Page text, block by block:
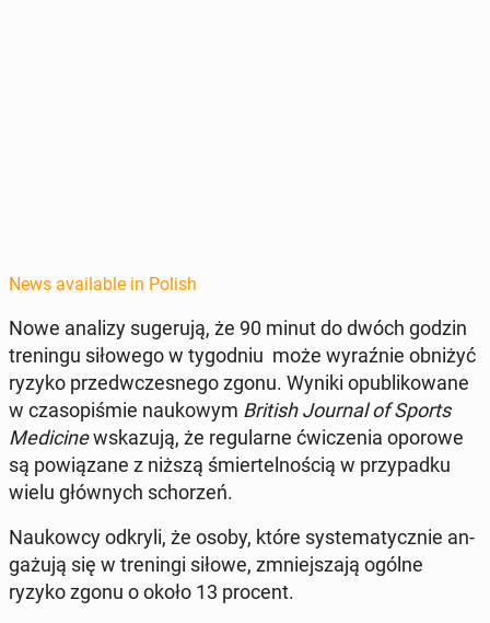
News available in Polish
Nowe analizy sugeru­ją, że 90 minut do dwóch godzin
treningu siłowego w ty­god­niu może wyraźnie obniżyć
ryzyko przed­w­czes­nego zgonu. Wyniki op­ub­likowane
w cza­sopiśmie naukowym British Journal of Sports
Med­i­cinewskazu­ją, że reg­u­larne ćwiczenia oporowe
są pow­iązane z niższą śmiertel­noś­cią w przy­pad­ku
wielu głównych schorzeń.
Naukow­cy odkryli, że osoby, które sys­tem­aty­cznie an­
gażu­ją się w trenin­gi siłowe, zm­niejsza­ją ogólne
ryzyko zgonu o około 13 procent.